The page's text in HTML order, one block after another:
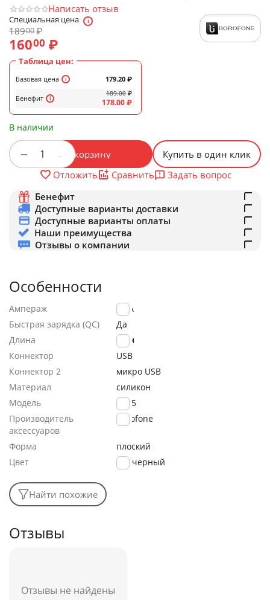
Написать отзыв
Специальная цена
18900₽
16000 ₽
Таблица цен:
Базовая цена
Бенефит
179.20 ₽
189.00 ₽
178.00₽
В наличии
+
− В корзину
Купить в один клик
Отложить
Сравнить
Задать вопрос
Бенефит
Доступные варианты доставки
Доступные варианты оплаты
Наши преимущества
Отзывы о компании
Особенности
Ампераж
2.4A
Быстрая зарядка (QC)
Да
Длина
1.0м
Коннектор
USB
Коннектор 2
микро USB
Материал
силикон
Модель
BX85
Производитель
аксессуаров
Borofone
Форма
плоский
Цвет
черный
Найти похожие
Отзывы
Отзывы не найдены